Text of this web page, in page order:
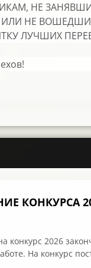
НЕ
ИЛИ НЕ
ЛУЧШИХ
КОНКУРСА
конкурс 2026
На конкурс